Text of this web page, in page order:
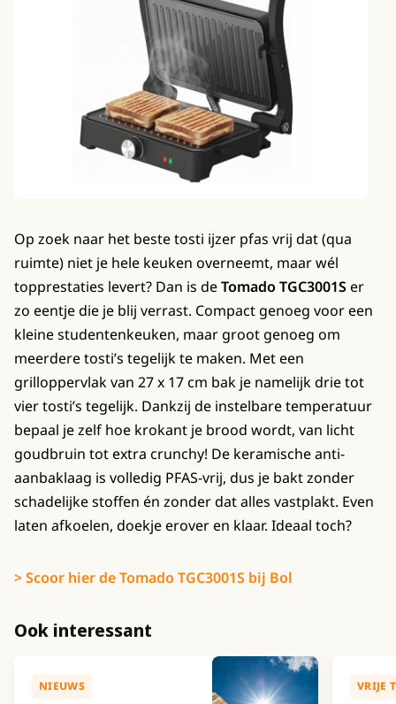
Op zoek naar het beste tosti ijzer pfas vrij dat (qua
ruimte) niet je hele keuken overneemt, maar wél
topprestaties levert? Dan is deTomado TGC3001S er
zo eentje die je blij verrast. Compact genoeg voor een
kleine studentenkeuken, maar groot genoeg om
meerdere tosti’s tegelijk te maken. Met een
grilloppervlak van 27 x 17 cm bak je namelijk drie tot
vier tosti’s tegelijk. Dankzij de instelbare temperatuur
bepaal je zelf hoe krokant je brood wordt, van licht
goudbruin tot extra crunchy! De keramische anti-
aanbaklaag is volledig PFAS-vrij, dus je bakt zonder
schadelijke stoffen én zonder dat alles vastplakt. Even
laten afkoelen, doekje erover en klaar. Ideaal toch?
> Scoor hier de Tomado TGC3001S bij Bol
Ook interessant
NIEUWS VRIJE